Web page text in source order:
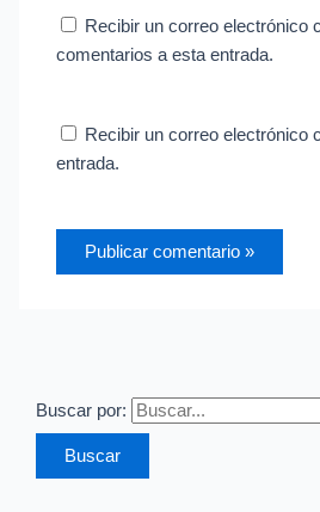
Recibir un correo electrónico
comentarios a esta entrada.
Recibir un correo electrónico
entrada.
Buscar por: